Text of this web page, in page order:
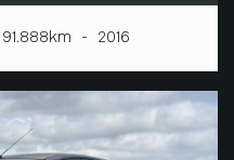
- 2016